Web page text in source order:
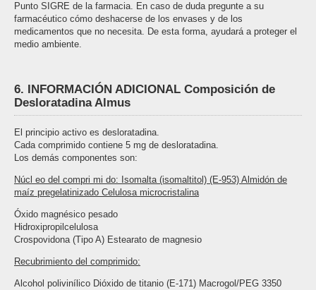
Punto SIGRE de la farmacia. En caso de duda pregunte a su
farmacéutico cómo deshacerse de los envases y de los
medicamentos que no necesita. De esta forma, ayudará a proteger el
medio ambiente.
6. INFORMACIÓN ADICIONAL Composición de
Desloratadina Almus
El principio activo es desloratadina.
Cada comprimido contiene 5 mg de desloratadina.
Los demás componentes son:
Núcl eo del compri mi do: Isomalta (isomaltitol) (E-953) Almidón de
maíz pregelatinizado Celulosa microcristalina
Óxido magnésico pesado
Hidroxipropilcelulosa
Crospovidona (Tipo A) Estearato de magnesio
Recubrimiento del comprimido:
Alcohol polivinílico Dióxido de titanio (E-171) Macrogol/PEG 3350